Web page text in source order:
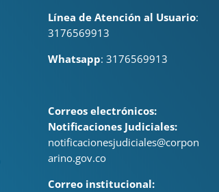
Línea de Atención al Usuario:
3176569913
Whatsapp: 3176569913
Correos electrónicos:
Notificaciones Judiciales:
notificacionesjudiciales@corpon
arino.gov.co
Correo institucional: